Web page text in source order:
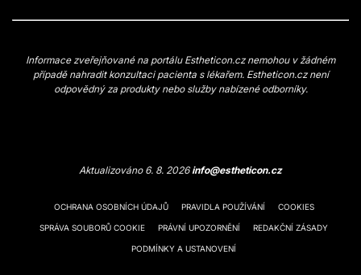
Informace zveřejňované na portálu Estheticon.cz nemohou v žádném
případě nahradit konzultaci pacienta s lékařem. Estheticon.cz není
odpovědný za produkty nebo služby nabízené odborníky.
Aktualizováno 6. 8. 2026info@estheticon.cz
OCHRANA OSOBNÍCH ÚDAJŮ PRAVIDLA POUŽÍVÁNÍ COOKIES
SPRÁVA SOUBORŮ COOKIE PRÁVNÍ UPOZORNĚNÍ REDAKČNÍ ZÁSADY
PODMÍNKY A USTANOVENÍ